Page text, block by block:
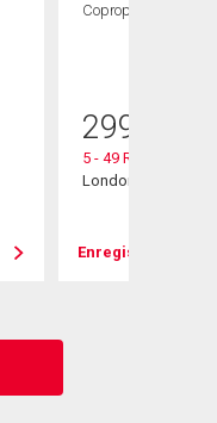
Copropriété
299 000
5 - 49 Ridout Street
London South
Enregistrer